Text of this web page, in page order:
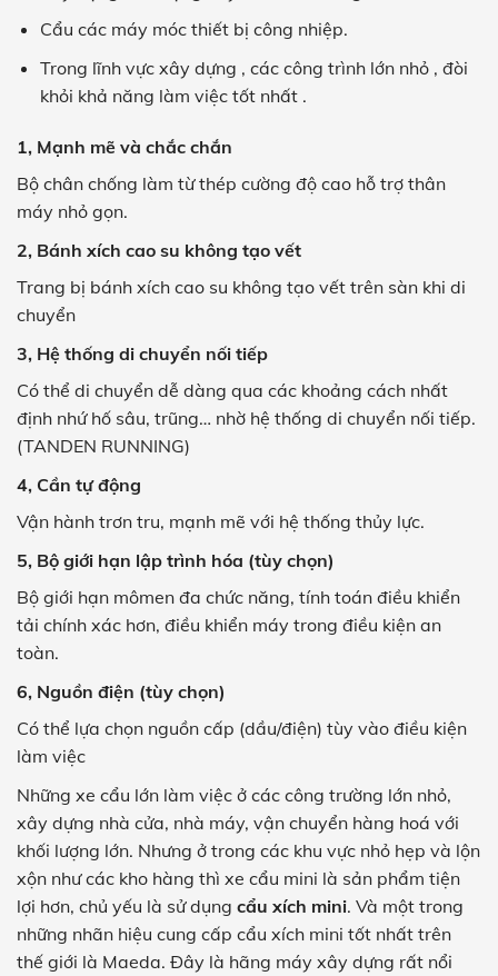
Cẩu các máy móc thiết bị công nhiệp.
Trong lĩnh vực xây dựng , các công trình lớn nhỏ , đòi
khỏi khả năng làm việc tốt nhất .
1, Mạnh mẽ và chắc chắn
Bộ chân chống làm từ thép cường độ cao hỗ trợ thân
máy nhỏ gọn.
2, Bánh xích cao su không tạo vết
Trang bị bánh xích cao su không tạo vết trên sàn khi di
chuyển
3, Hệ thống di chuyển nối tiếp
Có thể di chuyển dễ dàng qua các khoảng cách nhất
định nhứ hố sâu, trũng… nhờ hệ thống di chuyển nối tiếp.
(TANDEN RUNNING)
4, Cần tự động
Vận hành trơn tru, mạnh mẽ với hệ thống thủy lực.
5, Bộ giới hạn lập trình hóa (tùy chọn)
Bộ giới hạn mômen đa chức năng, tính toán điều khiển
tải chính xác hơn, điều khiển máy trong điều kiện an
toàn.
6, Nguồn điện (tùy chọn)
Có thể lựa chọn nguồn cấp (dầu/điện) tùy vào điều kiện
làm việc
Những xe cẩu lớn làm việc ở các công trường lớn nhỏ,
xây dựng nhà cửa, nhà máy, vận chuyển hàng hoá với
khối lượng lớn. Nhưng ở trong các khu vực nhỏ hẹp và lộn
xộn như các kho hàng thì xe cẩu mini là sản phẩm tiện
lợi hơn, chủ yếu là sử dụng cẩu xích mini. Và một trong
những nhãn hiệu cung cấp cẩu xích mini tốt nhất trên
thế giới là Maeda. Đây là hãng máy xây dựng rất nổi